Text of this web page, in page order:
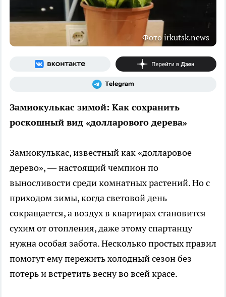
Фото irkutsk.news
Замиокулькас зимой: Как сохранить
роскошный вид «долларового дерева»
Замиокулькас, известный как «долларовое
дерево», — настоящий чемпион по
выносливости среди комнатных растений. Но с
приходом зимы, когда световой день
сокращается, а воздух в квартирах становится
сухим от отопления, даже этому спартанцу
нужна особая забота. Несколько простых правил
помогут ему пережить холодный сезон без
потерь и встретить весну во всей красе.